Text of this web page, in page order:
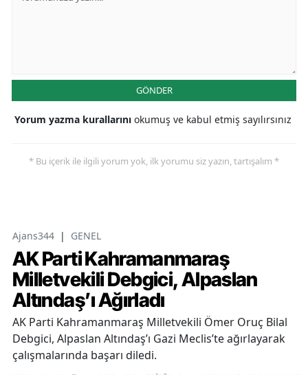
GÖNDER
Yorum yazma kurallarını okumuş ve kabul etmiş sayılırsınız
* Bu içerik ile ilgili yorum yok, ilk yorumu siz yazın, tartışalım *
Ajans344 | GENEL
AK Parti Kahramanmaraş
Milletvekili Debgici, Alpaslan
Altındaş’ı Ağırladı
AK Parti Kahramanmaraş Milletvekili Ömer Oruç Bilal
Debgici, Alpaslan Altındaş’ı Gazi Meclis’te ağırlayarak
çalışmalarında başarı diledi.